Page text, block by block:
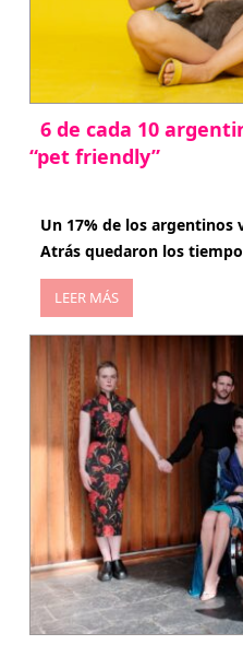
6 de cada 10
“pet friendly”
Un 17% de los argentinos
Atrás quedaron los
LEER MÁS